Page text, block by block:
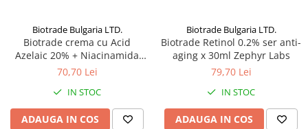
Biotrade Bulgaria LTD.
Biotrade crema cu Acid
Azelaic 20% + Niacinamida
6%, 30 ml Zephyr Labs
70,70 Lei
IN STOC
ADAUGA IN COS
Biotrade Bulgaria LTD.
Biotrade Retinol 0.2% ser anti-
aging x 30ml Zephyr Labs
79,70 Lei
IN STOC
ADAUGA IN COS